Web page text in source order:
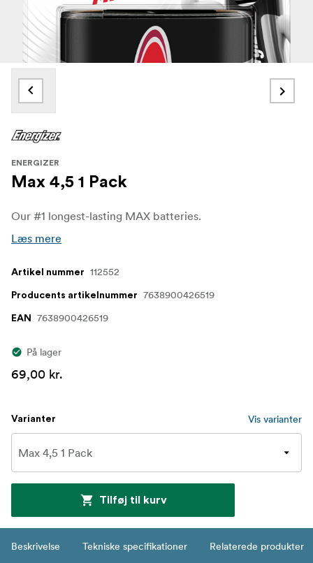
ENERGIZER
Max 4,5 1 Pack
Our #1 longest-lasting MAX batteries.
Læs mere
Artikel nummer 112552
Producents artikelnummer 7638900426519
EAN 7638900426519
På lager
69,00 kr.
Varianter Vis varianter
Tilføj til kurv
Beskrivelse Tekniske specifikationer Relaterede produkter